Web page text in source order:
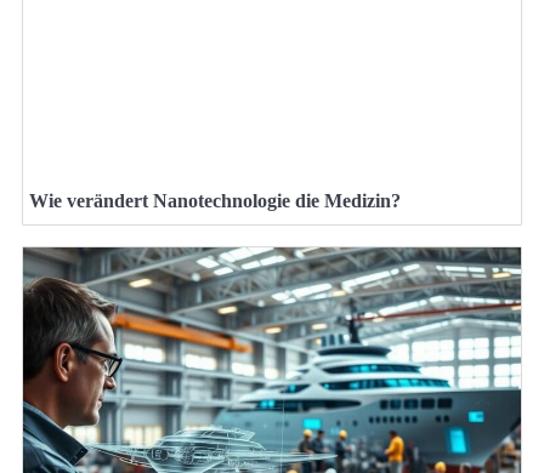
Wie verändert Nanotechnologie die Medizin?